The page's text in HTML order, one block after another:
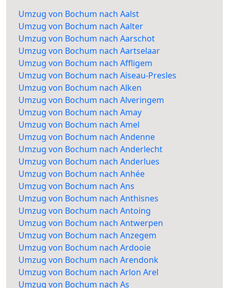
Umzug von Bochum nach Aalst
Umzug von Bochum nach Aalter
Umzug von Bochum nach Aarschot
Umzug von Bochum nach Aartselaar
Umzug von Bochum nach Affligem
Umzug von Bochum nach Aiseau-Presles
Umzug von Bochum nach Alken
Umzug von Bochum nach Alveringem
Umzug von Bochum nach Amay
Umzug von Bochum nach Amel
Umzug von Bochum nach Andenne
Umzug von Bochum nach Anderlecht
Umzug von Bochum nach Anderlues
Umzug von Bochum nach Anhée
Umzug von Bochum nach Ans
Umzug von Bochum nach Anthisnes
Umzug von Bochum nach Antoing
Umzug von Bochum nach Antwerpen
Umzug von Bochum nach Anzegem
Umzug von Bochum nach Ardooie
Umzug von Bochum nach Arendonk
Umzug von Bochum nach Arlon Arel
Umzug von Bochum nach As